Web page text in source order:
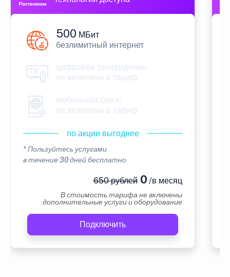
500 МБит
безлимитный интернет
цифровое телевидение
не включено в тариф
мобильная связь
не включена в тариф
по акции выгоднее
* Пользуйтесь услугами
в течение 30 дней бесплатно
650 рублей0 /в месяц
В стоимость тарифа не включены
дополнительные услуги и оборудование
Подключить